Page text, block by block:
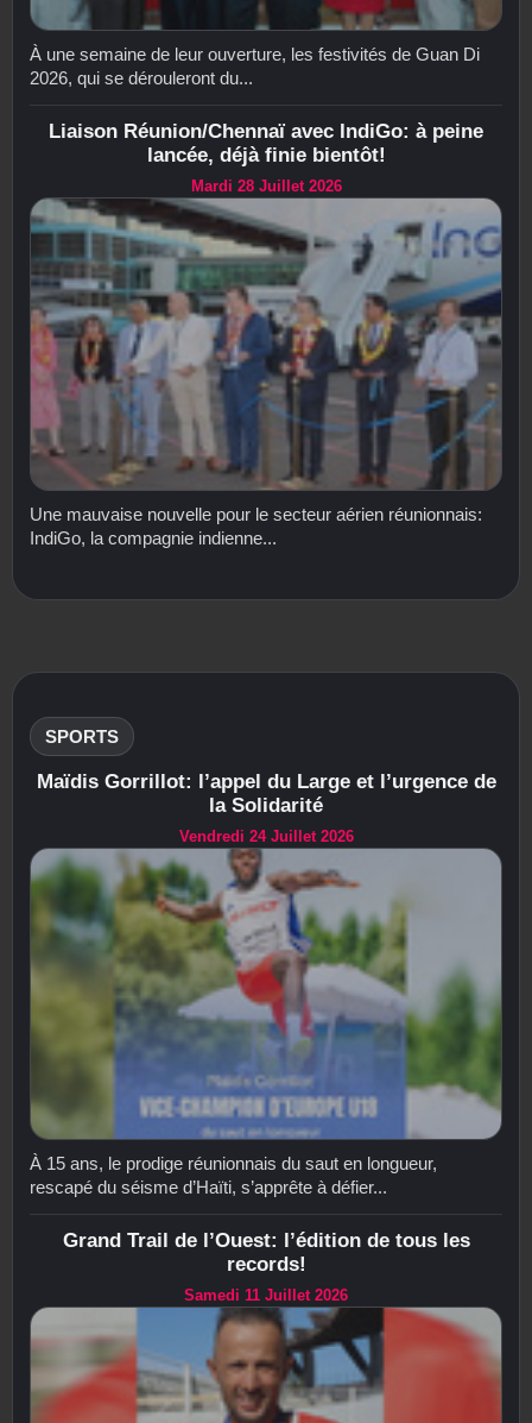
À une semaine de leur ouverture, les festivités de Guan Di
2026, qui se dérouleront du...
Liaison Réunion/Chennaï avec IndiGo: à peine
lancée, déjà finie bientôt!
Mardi 28 Juillet 2026
Une mauvaise nouvelle pour le secteur aérien réunionnais:
IndiGo, la compagnie indienne...
SPORTS
Maïdis Gorrillot: l’appel du Large et l’urgence de
la Solidarité
Vendredi 24 Juillet 2026
À 15 ans, le prodige réunionnais du saut en longueur,
rescapé du séisme d’Haïti, s’apprête à défier...
Grand Trail de l’Ouest: l’édition de tous les
records!
Samedi 11 Juillet 2026